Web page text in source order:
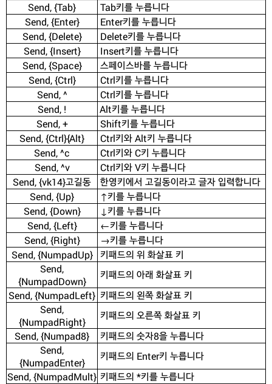
Send, {Tab}
Tab키를 누릅니다
Send, {Enter}
Enter키를 누릅니다
Send, {Delete}
Delete키를 누릅니다
Send, {Insert}
Insert키를 누릅니다
Send, {Space}
스페이스바를 누릅니다
Send, {Ctrl}
Ctrl키를 누릅니다
Send, ^
Ctrl키를 누릅니다
Send, !
Alt키를 누릅니다
Send, +
Shift키를 누릅니다
Send, {Ctrl}{Alt}
Ctrl키와 Alt키 누릅니다
Send, ^c
Ctrl키와 C키 누릅니다
Send, ^v
Ctrl키와 V키 누릅니다
Send, {vk14}고길동
한영키에서 고길동이라고 글자 입력합니다
Send, {Up}
↑키를 누릅니다
Send, {Down}
↓키를 누릅니다
Send, {Left}
←키를 누릅니다
Send, {Right}
→키를 누릅니다
Send, {NumpadUp}
키패드의 위 화살표 키
Send,
{NumpadDown}
키패드의 아래 화살표 키
Send, {NumpadLeft} 키패드의 왼쪽 화살표 키
Send,
{NumpadRight}
키패드의 오른쪽 화살표 키
Send, {Numpad8}
키패드의 숫자8을 누릅니다
Send,
{NumpadEnter}
키패드의 Enter키 누릅니다
Send, {NumpadMult} 키패드의 *키를 누릅니다